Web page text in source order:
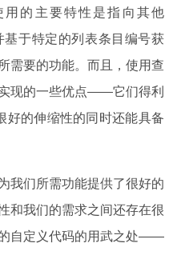
的主要特性是指向其他
基于特定的列表条目编号获
需要的功能。而且，使用查
现的一些优点——它们得利
好的伸缩性的同时还能具备
我们所需功能提供了很好的
和我们的需求之间还存在很
自定义代码的用武之处——